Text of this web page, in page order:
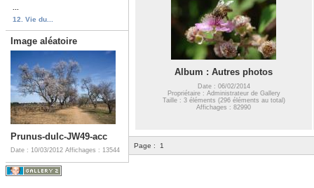
12. Vie du...
Image aléatoire
Prunus-dulc-JW49-acc
Date : 10/03/2012 Affichages : 13544
Album : Autres photos
Date : 06/02/2014
Propriétaire : Administrateur de Gallery
Taille : 3 éléments (296 éléments au total)
Affichages : 82990
Page : 1